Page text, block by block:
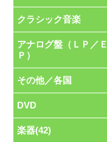
クラシック音楽
アナログ盤（ＬＰ／Ｅ
Ｐ）
その他／各国
DVD
楽器(42)